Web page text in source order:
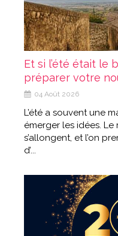
Et si l’été était le
préparer votre
04 Août 2026
L’été a souvent une
émerger les idées.
s’allongent, et l’on
d’...